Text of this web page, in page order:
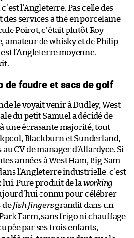
l’Angleterre. Pas celle des
services à thé en porcelaine.
Poirot, c’était plutôt Roy
amateur de whisky et de Philip
l’Angleterre moyenne.
de foudre et sacs de golf
le voyait venir à Dudley, West
du petit Samuel a décidé de
une écrasante majorité, tout
Blackburn et Sunderland,
CV de manager d’Allardyce. Si
années à West Ham, Big Sam
l’Angleterre industrielle, c’est
lui. Pure produit de la working
connu pour célébrer
de fish fingersgrandit dans un
Farm, sans frigo ni chauffage
par ses trois enfants,